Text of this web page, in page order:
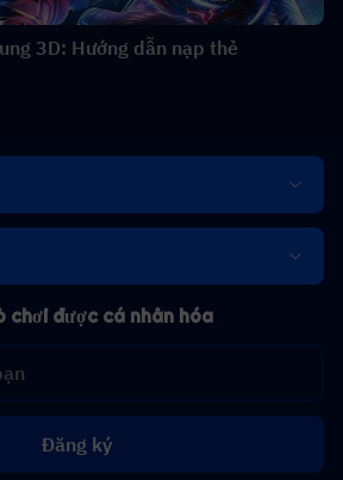
3D: Hướng dẫn nạp thẻ
chơi được cá nhân hóa
Đăng ký